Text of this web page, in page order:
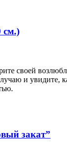
см.)
своей
и увидите,
закат”